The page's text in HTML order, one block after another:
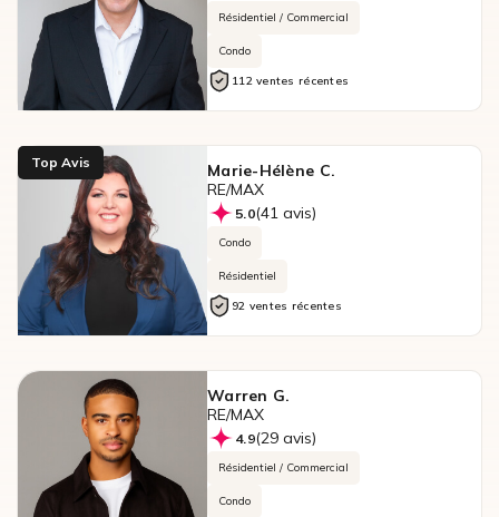
Résidentiel / Commercial
Condo
112 ventes récentes
Marie-Hélène C.
RE/MAX
5.0(41 avis)
Condo
Résidentiel
92 ventes récentes
Top Avis
Warren G.
RE/MAX
4.9(29 avis)
Résidentiel / Commercial
Condo